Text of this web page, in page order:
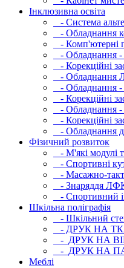
Інклюзивна освіта
- Система
- Обладнання
- Комп'ютерні
- Обладнання -
- Корекційні
- Обладнання
- Обладнання -
- Корекційні
- Обладнання -
- Корекційні
- Обладнання
Фізичний розвиток
- М'які модулi
- Спортивні
- Масажно-
- Знаряддя
- Спортивний
Шкільна поліграфія
- Шкільний
- ДРУК НА
- ДРУК НА
- ДРУК НА
Меблі